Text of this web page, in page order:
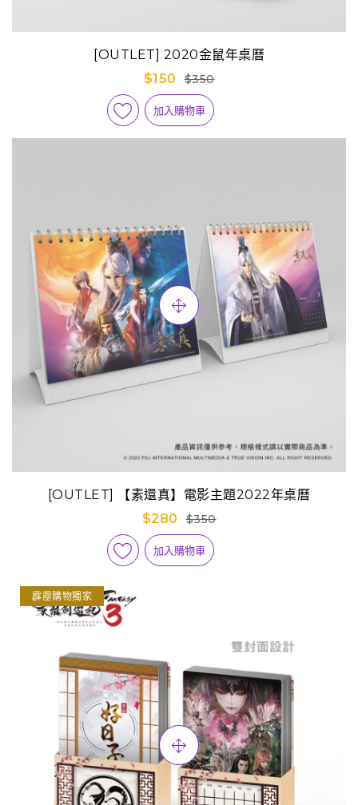
[OUTLET] 2020金鼠年桌曆
$150
$350
加入購物車
[OUTLET] 【素還真】電影主題2022年桌曆
$280
$350
加入購物車
霹靂購物獨家